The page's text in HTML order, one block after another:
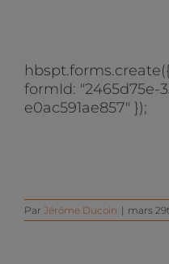
formId: "2465d75e-
e0ac591ae857" });
Par Jérôme Ducoin | mars